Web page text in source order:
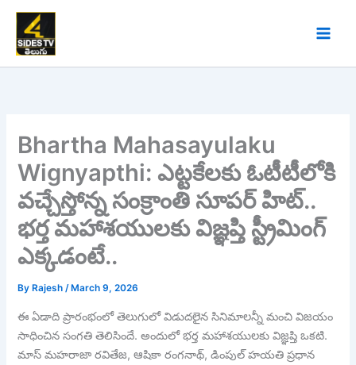
Skip
content
Bhartha Mahasayulaku
Wignyapthi: ఎట్టకేలకు ఓటీటీలోకి
వచ్చేస్తోన్న సంక్రాంతి సూపర్ హిట్..
భర్త మహాశయులకు విజ్ఞప్తి స్ట్రీమింగ్
ఎక్కడంటే..
By Rajesh/ March 9, 2026
ఈ ఏడాది ప్రారంభంలో తెలుగులో విడుదలైన సినిమాలన్నీ మంచి విజయం
సాధించిన సంగతి తెలిసిందే. అందులో భర్త మహాశయులకు విజ్ఞప్తి ఒకటి.
మాస్ మహరాజా రవితేజ, ఆషికా రంగనాథ్, డింపుల్ హయతి ప్రధాన